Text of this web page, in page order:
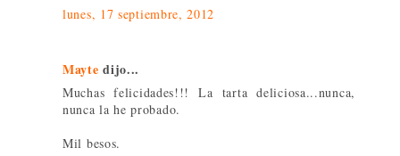
lunes, 17 septiembre, 2012
Mayte dijo...
Muchas felicidades!!! La tarta deliciosa...nunca,
nunca la he probado.
Mil besos.